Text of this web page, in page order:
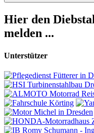
Hier den
melden ...
Unterstützer